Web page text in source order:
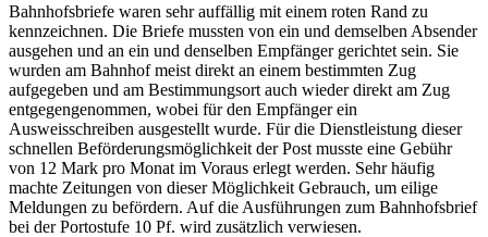
Bahnhofsbriefe waren sehr auffällig mit einem roten Rand zu
kennzeichnen. Die Briefe mussten von ein und demselben Absender
ausgehen und an ein und denselben Empfänger gerichtet sein. Sie
wurden am Bahnhof meist direkt an einem bestimmten Zug
aufgegeben und am Bestimmungsort auch wieder direkt am Zug
entgegengenommen, wobei für den Empfänger ein
Ausweisschreiben ausgestellt wurde. Für die Dienstleistung dieser
schnellen Beförderungsmöglichkeit der Post musste eine Gebühr
von 12 Mark pro Monat im Voraus erlegt werden. Sehr häufig
machte Zeitungen von dieser Möglichkeit Gebrauch, um eilige
Meldungen zu befördern. Auf die Ausführungen zum Bahnhofsbrief
bei der Portostufe 10 Pf. wird zusätzlich verwiesen.